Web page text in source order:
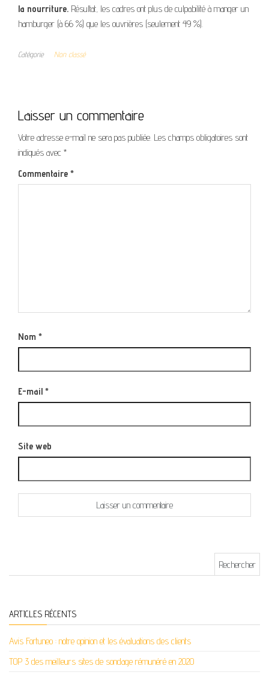
la nourriture. Résultat, les cadres ont plus de culpabilité à manger un
hamburger (à 66 %) que les ouvrières (seulement 49 %).
Catégorie Non classé
Laisser un commentaire
Votre adresse e-mail ne sera pas publiée. Les champs obligatoires sont
indiqués avec *
Commentaire *
Nom *
E-mail *
Site web
ARTICLES RÉCENTS
Avis Fortuneo : notre opinion et les évaluations des clients
TOP 3 des meilleurs sites de sondage rémunéré en 2020